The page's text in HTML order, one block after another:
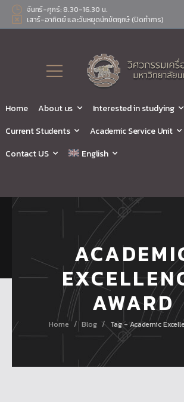
จันทร์-ศุกร์: 8.30-16.30 น.
เสาร์-อาทิตย์ และวันหยุดนักขัตฤกษ์ (ปิดทำการ)
Home About us
Interested in studying
Current Students
Academic Service Unit
Contact US
English
AWARD
Home / Blog / Tag - Academic